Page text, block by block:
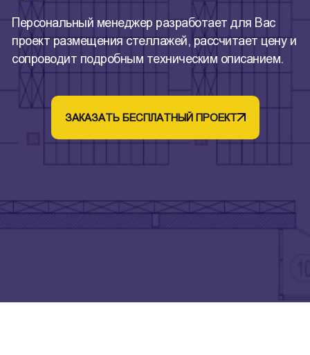
Персональный менеджер разработает для Вас
проект размещения стеллажей, рассчитает цену и
сопроводит подробным техническим описанием.
ЗАКАЗАТЬ БЕСПЛАТНЫЙ ПРОЕКТ